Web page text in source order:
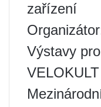
zařízení
Výstavy